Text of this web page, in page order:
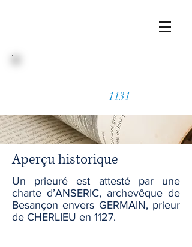
1131
Aperçu historique
Un prieuré est attesté par une
charte d’ANSERIC, archevêque de
Besançon envers GERMAIN, prieur
de CHERLIEU en 1127.